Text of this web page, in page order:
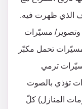
الذي ظهرت فيه.
مسيّرات
تحمل مكبّر
ترمي
تؤذي بالصوت
المنازل) كلّ